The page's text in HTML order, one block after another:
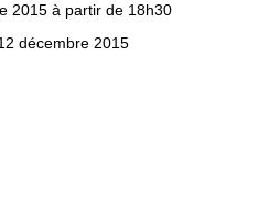
2015 à partir de 18h30
décembre 2015